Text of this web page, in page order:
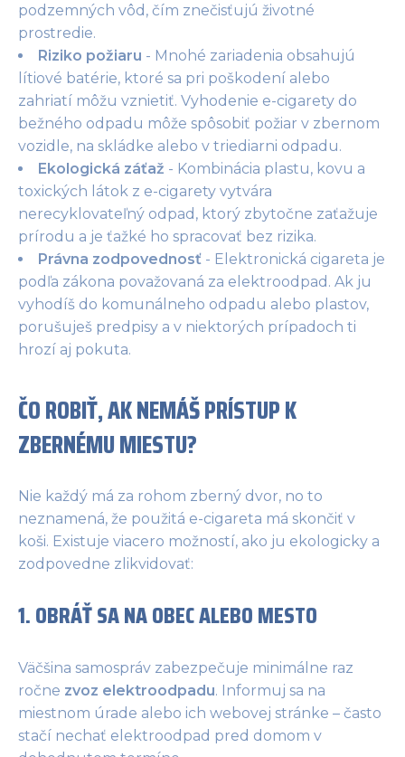
podzemných vôd, čím znečisťujú životné
prostredie.
Riziko požiaru - Mnohé zariadenia obsahujú
lítiové batérie, ktoré sa pri poškodení alebo
zahriatí môžu vznietiť. Vyhodenie e-cigarety do
bežného odpadu môže spôsobiť požiar v zbernom
vozidle, na skládke alebo v triediarni odpadu.
Ekologická záťaž - Kombinácia plastu, kovu a
toxických látok z e-cigarety vytvára
nerecyklovateľný odpad, ktorý zbytočne zaťažuje
prírodu a je ťažké ho spracovať bez rizika.
Právna zodpovednosť - Elektronická cigareta je
podľa zákona považovaná za elektroodpad. Ak ju
vyhodíš do komunálneho odpadu alebo plastov,
porušuješ predpisy a v niektorých prípadoch ti
hrozí aj pokuta.
ČO ROBIŤ, AK NEMÁŠ PRÍSTUP K
ZBERNÉMU MIESTU?
Nie každý má za rohom zberný dvor, no to
neznamená, že použitá e-cigareta má skončiť v
koši. Existuje viacero možností, ako ju ekologicky a
zodpovedne zlikvidovať:
1. OBRÁŤ SA NA OBEC ALEBO MESTO
Väčšina samospráv zabezpečuje minimálne raz
ročne zvoz elektroodpadu. Informuj sa na
miestnom úrade alebo ich webovej stránke – často
stačí nechať elektroodpad pred domom v